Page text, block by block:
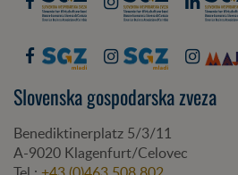
Slovenska gospodarska zveza
Benediktinerplatz 5/3/11
A-9020 Klagenfurt/Celovec